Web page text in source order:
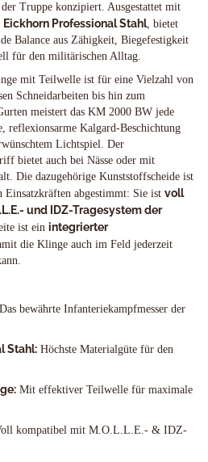
Truppe konzipiert. Ausgestattet mit
Eickhorn Professional Stahl, bietet
Balance aus Zähigkeit, Biegefestigkeit
für den militärischen Alltag.
mit Teilwelle ist für eine Vielzahl von
Schneidarbeiten bis hin zum
meistert das KM 2000 BW jede
reflexionsarme Kalgard-Beschichtung
Lichtspiel. Der
bietet auch bei Nässe oder mit
Die dazugehörige Kunststoffscheide ist
abgestimmt: Sie ist voll
und IDZ-Tragesystem der
ist ein integrierter
die Klinge auch im Feld jederzeit
Das bewährte Infanteriekampfmesser der
Stahl: Höchste Materialgüte für den
Mit effektiver Teilwelle für maximale
kompatibel mit M.O.L.L.E.- & IDZ-